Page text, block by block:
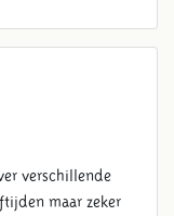
verschillende
maar zeker